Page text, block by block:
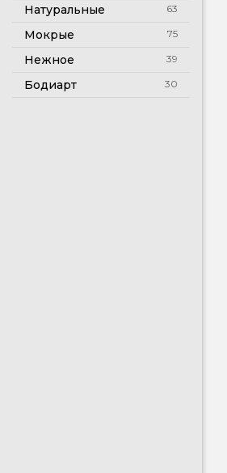
Натуральные 63
Мокрые 75
Нежное 39
Бодиарт 30